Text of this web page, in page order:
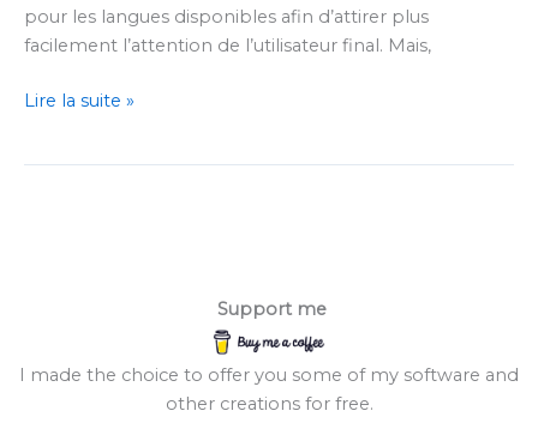
pour les langues disponibles afin d’attirer plus
facilement l’attention de l’utilisateur final. Mais,
Comment
Lire la suite »
Support me
I made the choice to offer you some of my software and
other creations for free.